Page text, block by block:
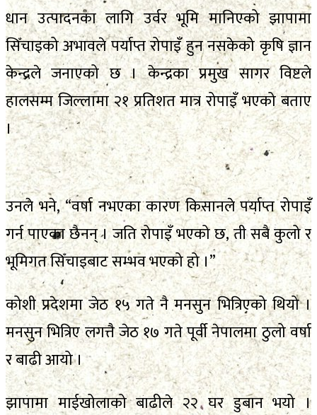
धान उत्पादनका लागि उर्वर भूमि मानिएको झापामा
सिँचाइको अभावले पर्याप्त रोपाइँ हुन नसकेको कृषि ज्ञान
केन्द्रले जनाएको छ । केन्द्रका प्रमुख सागर विष्टले
हालसम्म जिल्लामा २१ प्रतिशत मात्र रोपाइँ भएको बताए
।
उनले भने, “वर्षा नभएका कारण किसानले पर्याप्त रोपाइँ
गर्न पाएका छैनन् । जति रोपाइँ भएको छ, ती सबै कुलो र
भूमिगत सिँचाइबाट सम्भव भएको हो ।”
कोशी प्रदेशमा जेठ १५ गते नै मनसुन भित्रिएको थियो ।
मनसुन भित्रिए लगत्तै जेठ १७ गते पूर्वी नेपालमा ठुलो वर्षा
र बाढी आयो ।
झापामा माईखोलाको बाढीले २२ घर डुबान भयो ।